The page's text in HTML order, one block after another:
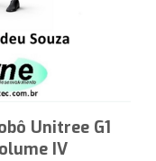
Unitree G1
IV